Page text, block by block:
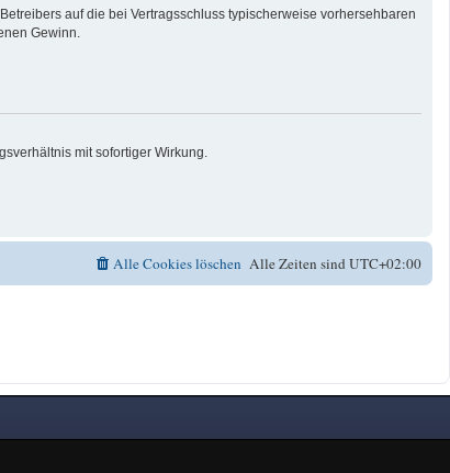
auf die bei Vertragsschluss typischerweise vorhersehbaren
Gewinn.
mit sofortiger Wirkung.
Alle Zeiten sindUTC+02:00
Alle Cookies löschen